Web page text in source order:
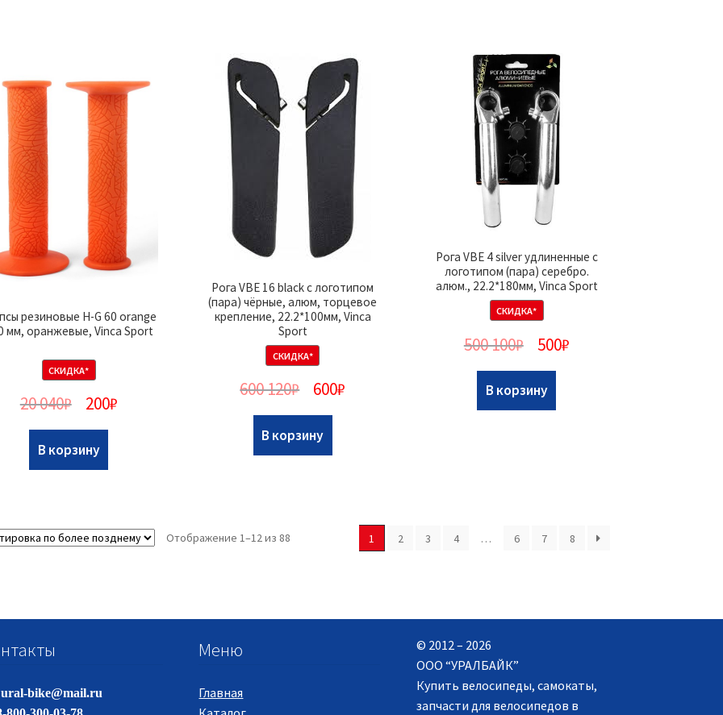
резиновые H-G 60 orange
мм, оранжевые, Vinca Sport
СКИДКА*
20 040₽ 200₽
В корзину
Рога VBE 16 black с логотипом
(пара) чёрные, алюм, торцевое
крепление, 22.2*100мм, Vinca
Sport
СКИДКА*
600 120₽ 600₽
В корзину
Рога VBE 4 silver удлиненные с
логотипом (пара) серебро.
алюм., 22.2*180мм, Vinca Sport
СКИДКА*
500 100₽ 500₽
В корзину
Отображение 1–12 из 88 1 2 3 4 … 6 7 8
bike@mail.ru
Меню
Главная
© 2012 – 2026
ООО “УРАЛБАЙК”
Купить велосипеды, самокаты,
запчасти для велосипедов в